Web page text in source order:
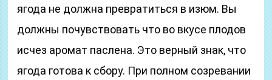
ягода не должна превратиться в изюм. Вы
должны почувствовать что во вкусе плодов
исчез аромат паслена. Это верный знак, что
ягода готова к сбору. При полном созревании